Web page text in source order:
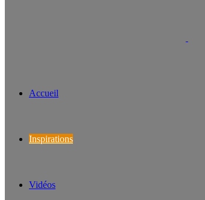
Accueil
Inspirations
Vidéos